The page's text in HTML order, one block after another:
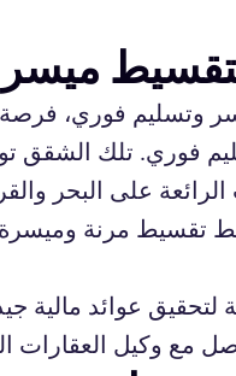
فوري، فرصة
فوري. تلك الشقق
الرائعة على البحر
تقسيط مرنة وميسرة
عوائد مالية
مع وكيل العقارات